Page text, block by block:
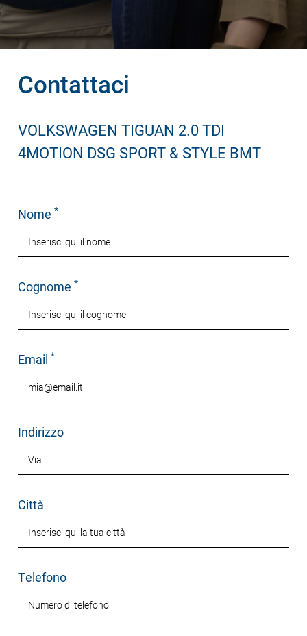
Contattaci
VOLKSWAGEN TIGUAN 2.0 TDI
4MOTION DSG SPORT & STYLE BMT
Nome*
Cognome*
Email*
Indirizzo
Città
Telefono